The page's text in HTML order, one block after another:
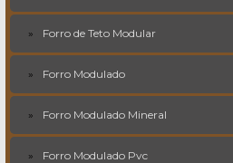
Forro de Teto Modular
Forro Modulado
Forro Modulado Mineral
Forro Modulado Pvc